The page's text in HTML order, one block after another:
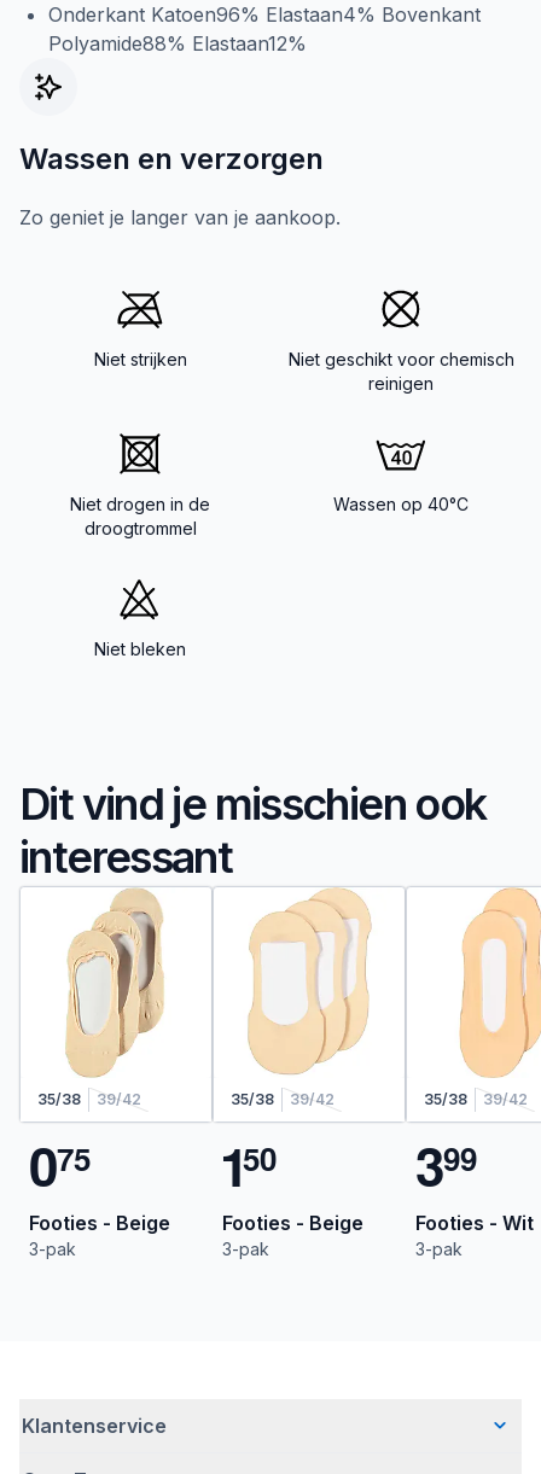
Onderkant Katoen96% Elastaan4% Bovenkant
Polyamide88% Elastaan12%
Wassen en verzorgen
Zo geniet je langer van je aankoop.
Niet strijken
Niet geschikt voor chemisch
reinigen
Niet drogen in de
droogtrommel
Wassen op 40°C
Niet bleken
Dit vind je misschien ook
interessant
35/38 39/42
075
Footies - Beige
3-pak
35/38 39/42
150
Footies - Beige
3-pak
35/38 39/42
399
Footies - Wit
3-pak
Klantenservice